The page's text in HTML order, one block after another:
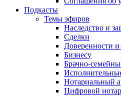
Подкасты
Темы эфиров
Наследство и
Сделки
Доверенности и
Бизнесу
Брачно-
Нотариальный
Цифровой